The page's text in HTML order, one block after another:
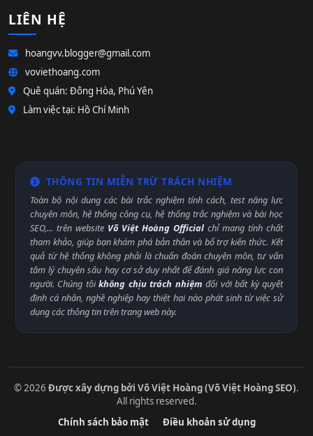
LIÊN HỆ
hoangvv.blogger@gmail.com
voviethoang.com
Quê quán: Đông Hòa, Phú Yên
Làm việc tại: Hồ Chí Minh
THÔNG TIN MIỄN TRỪ TRÁCH NHIỆM
Toàn bộ nội dung các bài trắc nghiệm tính cách, test năng lực
chuyên môn, hệ thống công cụ, hệ thống trắc nghiệm và bài học
SEO,... trên website Võ Việt Hoàng Official chỉ mang tính chất
tham khảo, giúp bạn khám phá bản thân và bổ trợ kiến thức. Kết
quả từ hệ thống không phải là chuẩn đoán chuyên môn, tư vấn
tâm lý chuyên sâu hay cơ sở duy nhất để đánh giá năng lực con
người. Chúng tôikhông chịu trách nhiệm đối với bất kỳ quyết
định cá nhân, nghề nghiệp hay thiệt hại nào phát sinh từ việc sử
dụng các thông tin trên trang web này.
© 2026 Được xây dựng bởi Võ Việt Hoàng (Võ Việt Hoàng SEO).
All rights reserved.
Chính sách bảo mật
Điều khoản sử dụng